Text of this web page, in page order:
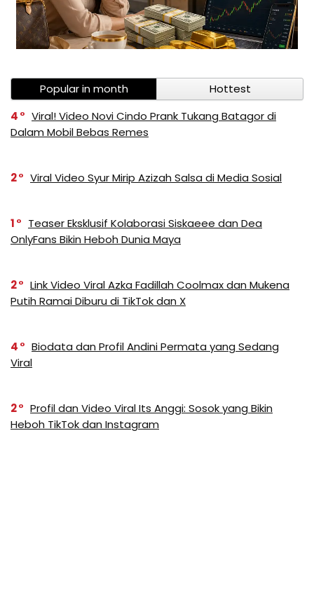
Popular in month
Hottest
4
Viral! Video Novi Cindo Prank Tukang Batagor di
Dalam Mobil Bebas Remes
2 Viral Video Syur Mirip Azizah Salsa di Media Sosial
1
Teaser Eksklusif Kolaborasi Siskaeee dan Dea
OnlyFans Bikin Heboh Dunia Maya
2
Link Video Viral Azka Fadillah Coolmax dan Mukena
Putih Ramai Diburu di TikTok dan X
4
Biodata dan Profil Andini Permata yang Sedang
Viral
2
Profil dan Video Viral Its Anggi: Sosok yang Bikin
Heboh TikTok dan Instagram